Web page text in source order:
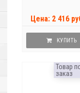
Цена: 2 416
КУПИТЬ
Товар
заказ